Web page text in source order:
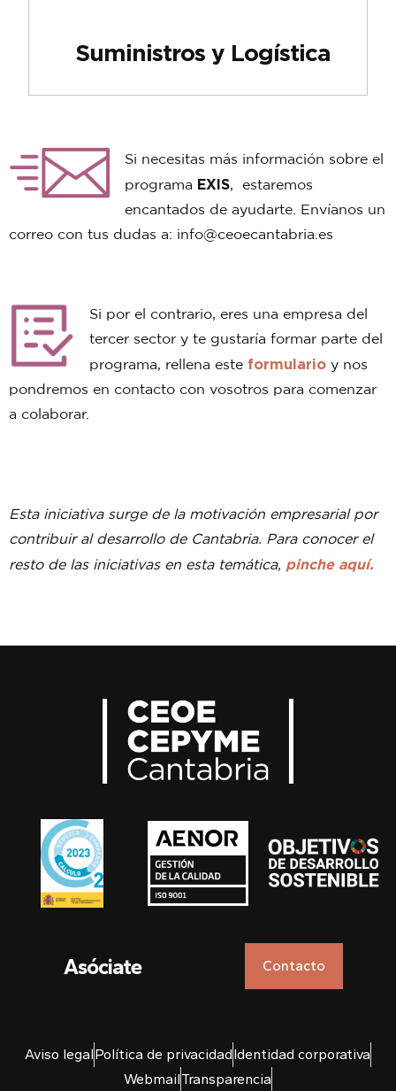
Suministros y Logística
Si necesitas más información sobre el
programa EXIS, estaremos
encantados de ayudarte. Envíanos un
correo con tus dudas a: info@ceoecantabria.es
Si por el contrario, eres una empresa del
tercer sector y te gustaría formar parte del
programa, rellena este formulario y nos
pondremos en contacto con vosotros para comenzar
a colaborar.
Esta iniciativa surge de la motivación empresarial por
contribuir al desarrollo de Cantabria. Para conocer el
resto de las iniciativas en esta temática, pinche aquí.
Asóciate Contacto
Aviso legalPolítica de privacidadIdentidad corporativa
WebmailTransparencia